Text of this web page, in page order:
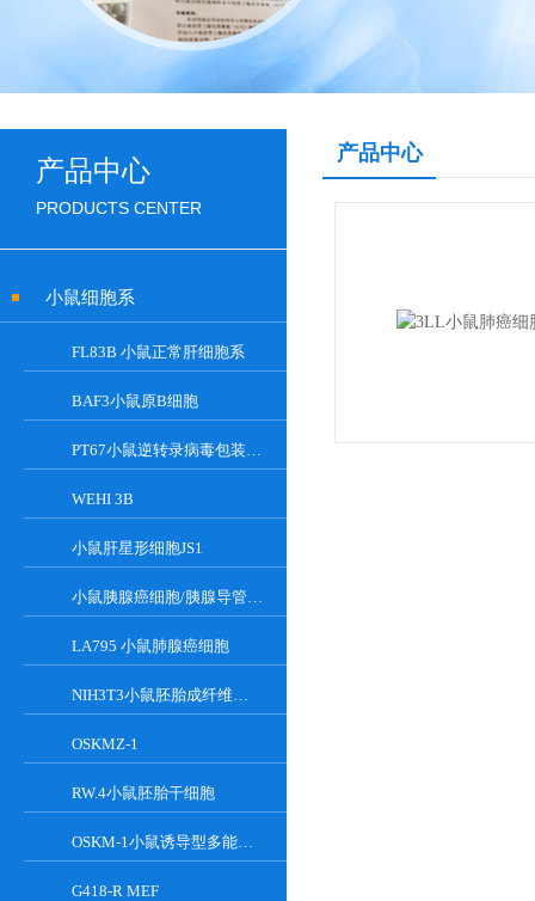
产品中心
PRODUCTS CENTER
小鼠细胞系
FL83B 小鼠正常肝细胞系
BAF3小鼠原B细胞
PT67小鼠逆转录病毒包装细胞
WEHI 3B
小鼠肝星形细胞JS1
小鼠胰腺癌细胞/胰腺导管癌PAN02
LA795 小鼠肺腺癌细胞
NIH3T3小鼠胚胎成纤维细胞
OSKMZ-1
RW.4小鼠胚胎干细胞
OSKM-1小鼠诱导型多能干细胞
G418-R MEF
产品中心